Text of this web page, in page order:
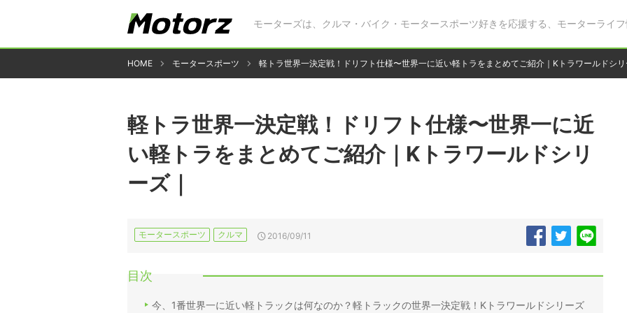
モーターズは、クルマ・バイク・モータースポーツ好きを応援する、モーターライフ
HOME モータースポーツ 軽トラ世界一決定戦！ドリフト仕様〜世界一に近い軽トラをまとめてご紹介｜Kトラワールドシリ
軽トラ世界一決定戦！ドリフト仕様〜世界一に近
い軽トラをまとめてご紹介｜Kトラワールドシリ
ーズ｜
モータースポーツ クルマ 2016/09/11
目次
今、1番世界一に近い軽トラックは何なのか？軽トラックの世界一決定戦！Kトラワールドシリーズ